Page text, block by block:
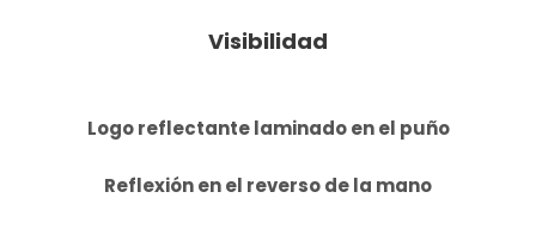
Visibilidad
Logo reflectante laminado en el puño
Reflexión en el reverso de la mano